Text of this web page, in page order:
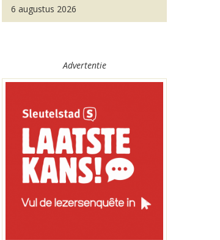
6 augustus 2026
Advertentie